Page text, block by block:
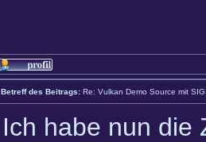
Betreff des Beitrags: Re: Vulkan Demo Source mit
Ich habe nun die